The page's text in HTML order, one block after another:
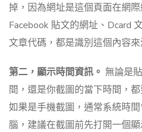
掉，因為網址是這個頁面在網
Facebook 貼文的網址、Dcard
文章代碼，都是識別這個內容來
第二，顯示時間資訊。 無論是
間，還是你截圖的當下時間，
如果是手機截圖，通常系統時
腦，建議在截圖前先打開一個